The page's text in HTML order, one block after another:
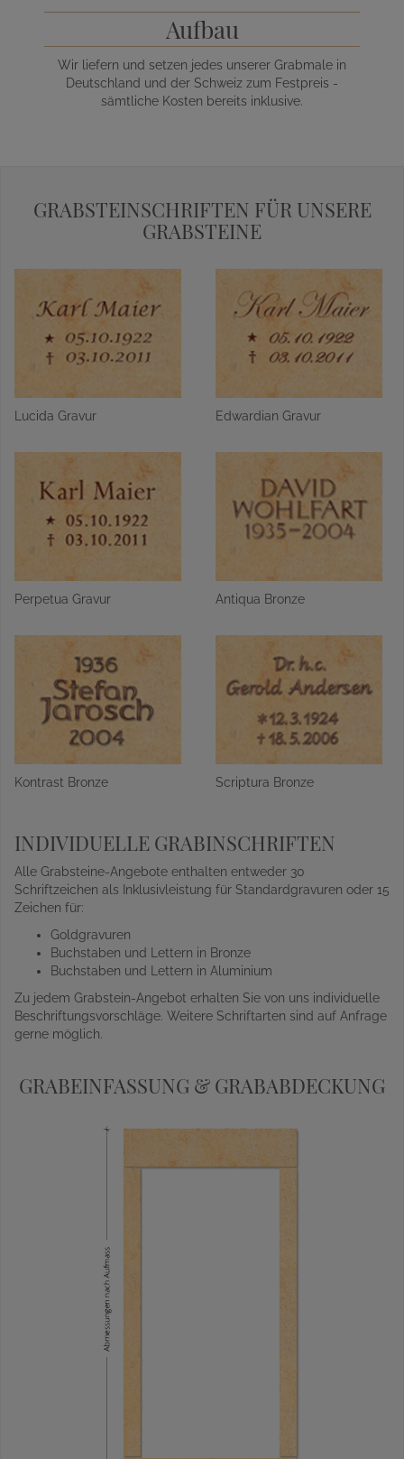
Aufbau
Wir liefern und setzen jedes unserer Grabmale in
Deutschland und der Schweiz zum Festpreis -
sämtliche Kosten bereits inklusive.
GRABSTEINSCHRIFTEN FÜR UNSERE
GRABSTEINE
Lucida Gravur Edwardian Gravur
Perpetua Gravur Antiqua Bronze
Kontrast Bronze Scriptura Bronze
INDIVIDUELLE GRABINSCHRIFTEN
Alle Grabsteine-Angebote enthalten entweder 30
Schriftzeichen als Inklusivleistung für Standardgravuren oder 15
Zeichen für:
Goldgravuren
Buchstaben und Lettern in Bronze
Buchstaben und Lettern in Aluminium
Zu jedem Grabstein-Angebot erhalten Sie von uns individuelle
Beschriftungsvorschläge. Weitere Schriftarten sind auf Anfrage
gerne möglich.
GRABEINFASSUNG & GRABABDECKUNG